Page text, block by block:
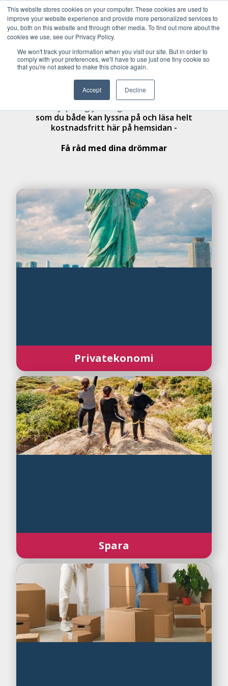
This website stores cookies on your computer. These cookies are used to
improve your website experience and provide more personalized services to
you, both on this website and through other media. To find out more about the
cookies we use, see our Privacy Policy.
We won't track your information when you visit our site. But in order to
comply with your preferences, we'll have to use just one tiny cookie so
that you're not asked to make this choice again.
Accept Decline
Lär dig mer
i privatekonomi skapar både trygghet och frihet i
livet. Klicka bara på den del du vill lära dig mer om.
som du både kan lyssna på och läsa helt
kostnadsfritt här på hemsidan -
Få råd med dina drömmar
Privatekonomi
Spara